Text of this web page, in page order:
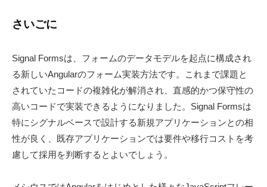
さいごに
Signal Formsは、フォームのデータモデルを起点に構成され
る新しいAngularのフォーム実装方法です。これまで課題と
されていたコードの複雑化が解消され、直感的かつ保守性の
高いコードで実装できるようになりました。Signal Formsは
特にシグナルベースで設計する新規アプリケーションとの相
性が良く、既存アプリケーションでは要件や移行コストを考
慮して採用を判断するとよいでしょう。